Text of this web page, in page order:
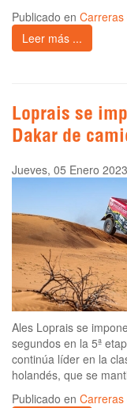
Publicado en
Leer más ...
Loprais se
Dakar de
Jueves, 05 Enero
Ales Loprais se
segundos en la 5ª
continúa líder en la
holandés, que se
Publicado en